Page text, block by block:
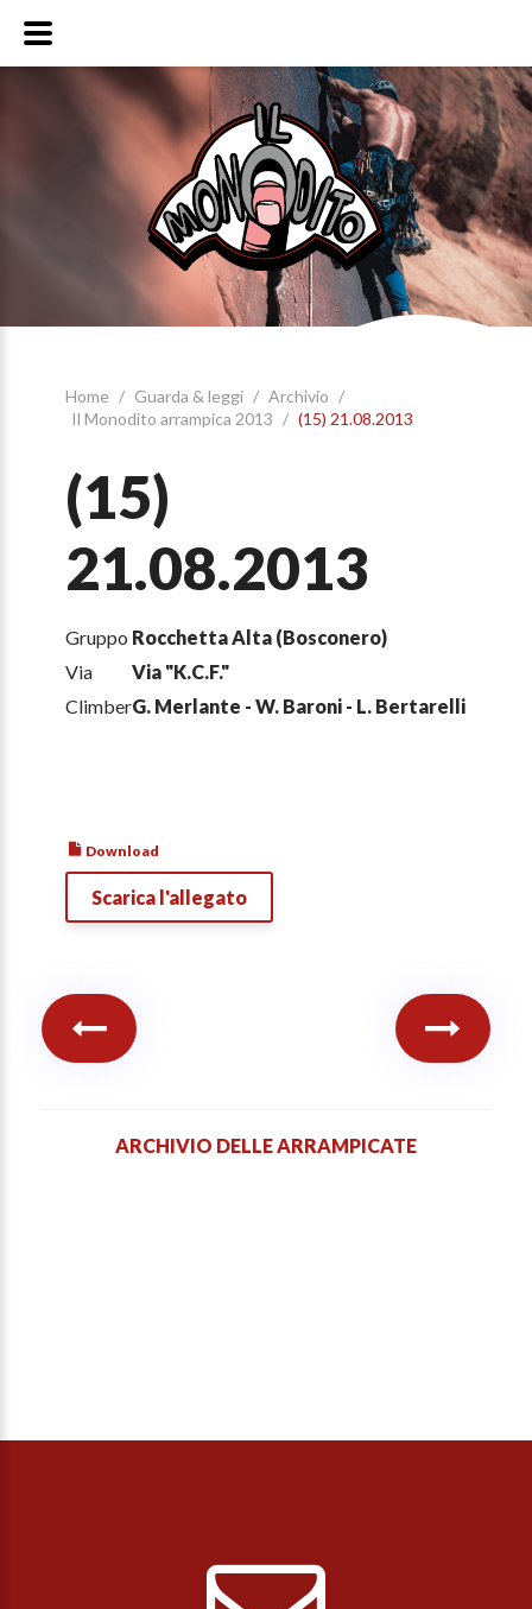
Home / Guarda & leggi / Archivio /
Il Monodito arrampica 2013 / (15) 21.08.2013
(15)
21.08.2013
Gruppo Rocchetta Alta (Bosconero)
Via
Via "K.C.F."
ClimberG. Merlante - W. Baroni - L. Bertarelli
Download
Scarica l'allegato
ARCHIVIO DELLE ARRAMPICATE